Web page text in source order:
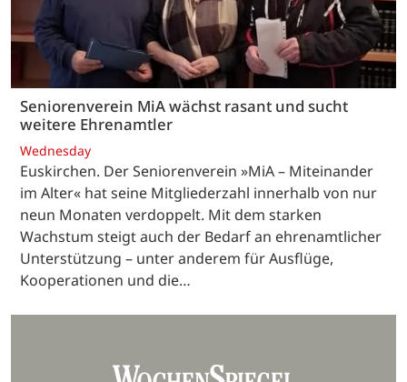
Seniorenverein MiA wächst rasant und sucht
weitere Ehrenamtler
Wednesday
Euskirchen. Der Seniorenverein »MiA – Miteinander
im Alter« hat seine Mitgliederzahl innerhalb von nur
neun Monaten verdoppelt. Mit dem starken
Wachstum steigt auch der Bedarf an ehrenamtlicher
Unterstützung – unter anderem für Ausflüge,
Kooperationen und die…